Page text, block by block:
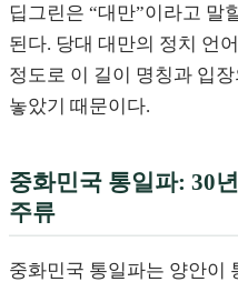
딥그린은 “대만”이라고 말
된다. 당대 대만의 정치 언
정도로 이 길이 명칭과 입
놓았기 때문이다.
중화민국 통일파: 30
주류
중화민국 통일파는 양안이